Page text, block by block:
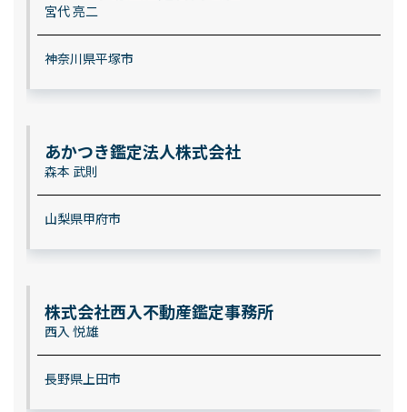
宮代 亮二
神奈川県平塚市
あかつき鑑定法人株式会社
森本 武則
山梨県甲府市
株式会社西入不動産鑑定事務所
西入 悦雄
長野県上田市